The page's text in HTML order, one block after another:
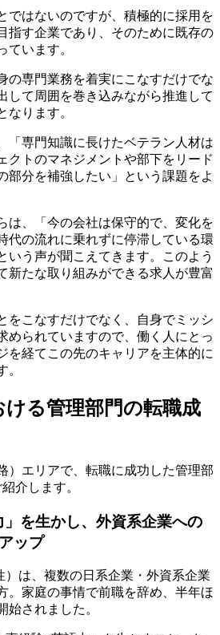
ではないのですが、積極的に採用を
指す企業であり、そのために既存の
ています。
の専門業務を着実にこなすだけでな
して周囲を巻き込みながら推進して
なります。
「専門知識に長けたベテラン人材は
クトのマネジメントや部下をリード
部分を補強したい」という課題をよ
は、「今の会社は保守的で、変化を
代の流れに乗れずに停滞している環
いう声が聞こえてきます。このよう
新たな取り組みができる求人が豊富
をこなすだけでなく、自身でミッシ
められていますので、働く人にとっ
を経てこの先のキャリアを主体的に
。
る管理部門の転職成
）エリアで、転職に成功した管理部
介します。
」を生かし、外資系企業への
ップ
）は、複数の日系企業・外資系企業
。家庭の事情で前職を辞め、半年ほ
始されました。